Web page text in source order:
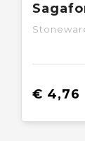
€ 4,76